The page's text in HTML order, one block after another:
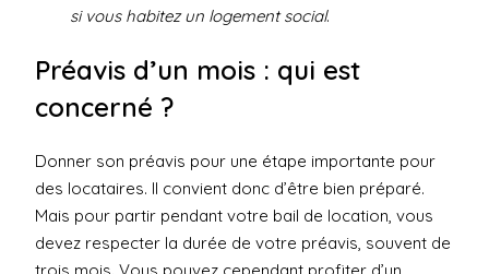
si vous habitez un logement social.
Préavis d’un mois : qui est
concerné ?
Donner son préavis pour une étape importante pour
des locataires. Il convient donc d’être bien préparé.
Mais pour partir pendant votre bail de location, vous
devez respecter la durée de votre préavis, souvent de